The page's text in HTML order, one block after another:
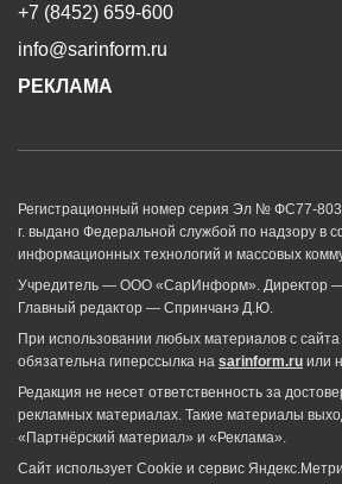
+7 (8452) 659-600
info@sarinform.ru
РЕКЛАМА
Регистрационный номер серия Эл № ФС77-
г. выдано Федеральной службой по надзору в
информационных технологий и массовых
Учредитель — ООО «СарИнформ». Директор
Главный редактор — Спринчанэ Д.Ю.
При использовании любых материалов с
обязательна гиперссылка на sarinform.ru или
Редакция не несет ответственность за
рекламных материалах. Такие материалы
«Партнёрский материал» и «Реклама».
Сайт использует Cookie и сервиc